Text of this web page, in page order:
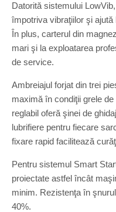
Datorită sistemului
împotriva vibraţiilor şi ajută
În plus, carterul din
mari şi la exploatarea
de service.
Ambreiajul forjat din trei
maximă în condiţii grele
reglabil oferă şinei de
lubrifiere pentru fiecare
fixare rapid facilitează
Pentru sistemul Smart
proiectate astfel încât
minim. Rezistenţa în
40%.